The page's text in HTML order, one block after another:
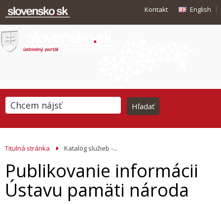
Kontakt English
Titulná stránka Katalóg služieb -...
Publikovanie informácii
Ústavu pamäti národa